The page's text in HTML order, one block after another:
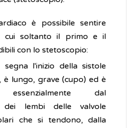
è possibile sentire
cui soltanto il primo e il
con lo stetoscopio:
segna l'inizio della sistole
è lungo, grave (cupo) ed è
dal
dei lembi delle valvole
che si tendono, dalla